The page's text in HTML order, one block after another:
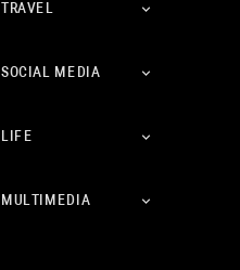
TRAVEL
SOCIAL MEDIA
LIFE
MULTIMEDIA